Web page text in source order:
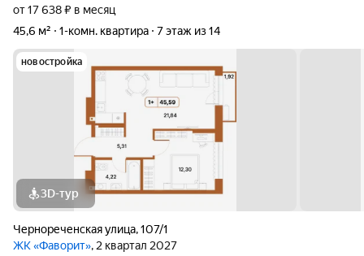
от 17 638 ₽ в месяц
45,6 м²
1-комн. квартира 7 этаж из 14
новостройка
3D-тур
Чернореченская улица,107/1
ЖК «Фаворит», 2 квартал 2027